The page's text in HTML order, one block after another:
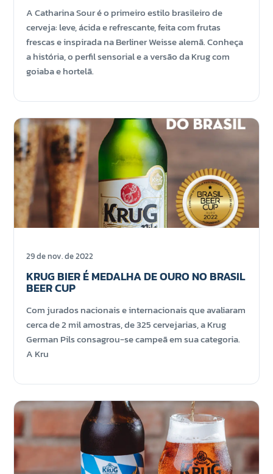
A Catharina Sour é o primeiro estilo brasileiro de
cerveja: leve, ácida e refrescante, feita com frutas
frescas e inspirada na Berliner Weisse alemã. Conheça
a história, o perfil sensorial e a versão da Krug com
goiaba e hortelã.
29 de nov. de 2022
KRUG BIER É MEDALHA DE OURO NO BRASIL
BEER CUP
Com jurados nacionais e internacionais que avaliaram
cerca de 2 mil amostras, de 325 cervejarias, a Krug
German Pils consagrou-se campeã em sua categoria.
A Kru